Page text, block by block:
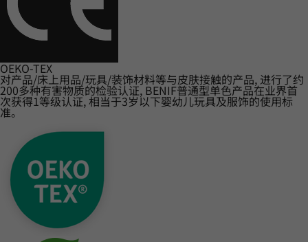
OEKO-TEX
对产品/床上用品/玩具/装饰材料等与皮肤接触的产品, 进行了约
200多种有害物质的检验认证, BENIF普通型单色产品在业界首
次获得1等级认证, 相当于3岁以下婴幼儿玩具及服饰的使用标
准。